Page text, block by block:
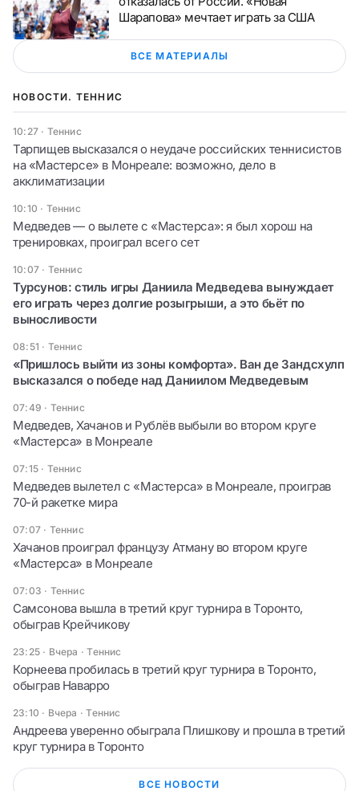
Шарапова» мечтает играть за США
ВСЕ МАТЕРИАЛЫ
НОВОСТИ. ТЕННИС
10:27 · Теннис
Тарпищев высказался о неудаче российских теннисистов
на «Мастерсе» в Монреале: возможно, дело в
акклиматизации
10:10 · Теннис
Медведев — о вылете с «Мастерса»: я был хорош на
тренировках, проиграл всего сет
10:07 · Теннис
Турсунов: стиль игры Даниила Медведева вынуждает
его играть через долгие розыгрыши, а это бьёт по
выносливости
08:51 · Теннис
«Пришлось выйти из зоны комфорта». Ван де Зандсхулп
высказался о победе над Даниилом Медведевым
07:49 · Теннис
Медведев, Хачанов и Рублёв выбыли во втором круге
«Мастерса» в Монреале
07:15 · Теннис
Медведев вылетел с «Мастерса» в Монреале, проиграв
70-й ракетке мира
07:07 · Теннис
Хачанов проиграл французу Атману во втором круге
«Мастерса» в Монреале
07:03 · Теннис
Самсонова вышла в третий круг турнира в Торонто,
обыграв Крейчикову
23:25 · Вчера ·Теннис
Корнеева пробилась в третий круг турнира в Торонто,
обыграв Наварро
23:10 · Вчера ·Теннис
Андреева уверенно обыграла Плишкову и прошла в третий
круг турнира в Торонто
ВСЕ НОВОСТИ